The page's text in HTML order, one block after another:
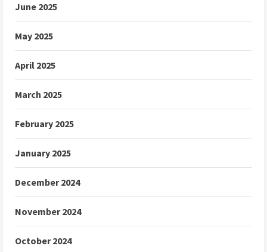
June 2025
May 2025
April 2025
March 2025
February 2025
January 2025
December 2024
November 2024
October 2024